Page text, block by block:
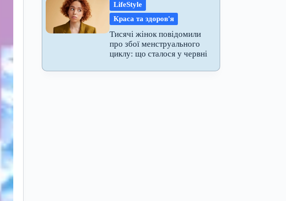
LifeStyle
Краса та здоров'я
Тисячі жінок повідомили
про збої менструального
циклу: що сталося у червні